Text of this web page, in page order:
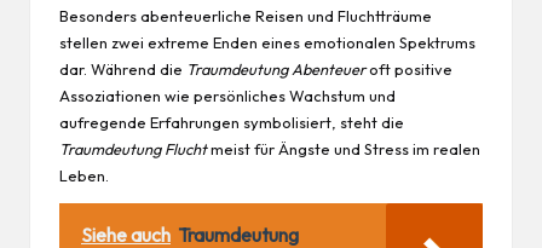
Besonders abenteuerliche Reisen und Fluchtträume
stellen zwei extreme Enden eines emotionalen Spektrums
dar. Während die Traumdeutung Abenteueroft positive
Assoziationen wie persönliches Wachstum und
aufregende Erfahrungen symbolisiert, steht die
Traumdeutung Fluchtmeist für Ängste und Stress im realen
Leben.
Siehe auch Traumdeutung